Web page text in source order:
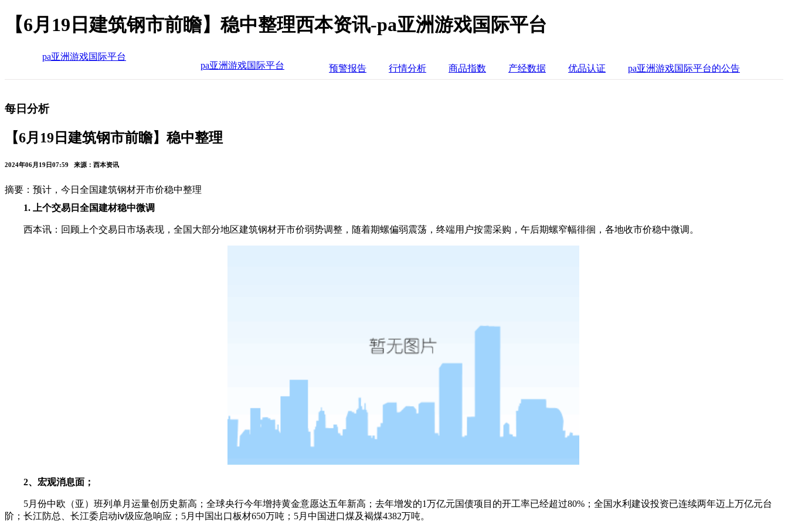
【6月19日建筑钢市前瞻】稳中整理西本资讯-pa亚洲游戏国际平台
pa亚洲游戏国际平台
pa亚洲游戏国际平台
预警报告 行情分析 商品指数 产经数据 优品认证 pa亚洲游戏国际平台的公告
每日分析
【6月19日建筑钢市前瞻】稳中整理
2024年06月19日07:59 来源：西本资讯
摘要：预计，今日全国建筑钢材开市价稳中整理
1. 上个交易日全国建材稳中微调
西本讯：回顾上个交易日市场表现，全国大部分地区建筑钢材开市价弱势调整，随着期螺偏弱震荡，终端用户按需采购，午后期螺窄幅徘徊，各地收市价稳中微调。
2、宏观消息面；
5月份中欧（亚）班列单月运量创历史新高；全球央行今年增持黄金意愿达五年新高；去年增发的1万亿元国债项目的开工率已经超过80%；全国水利建设投资已连续两年迈上万亿元台
阶；长江防总、长江委启动ⅳ级应急响应；5月中国出口板材650万吨；5月中国进口煤及褐煤4382万吨。